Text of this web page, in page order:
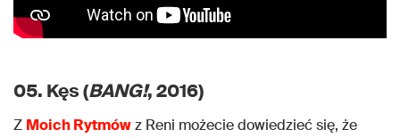
05. Kęs (BANG!, 2016)
Z Moich Rytmówz Reni możecie dowiedzieć się, że